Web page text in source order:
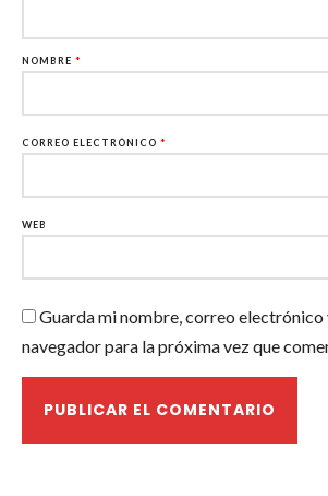
NOMBRE *
CORREO ELECTRÓNICO *
WEB
Guarda mi nombre, correo electrónico
navegador para la próxima vez que